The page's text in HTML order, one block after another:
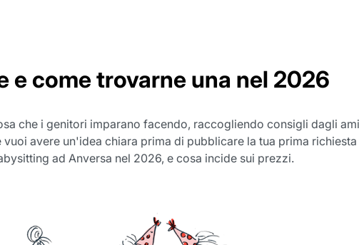
e come trovarne una nel 2026
che i genitori imparano facendo, raccogliendo consigli dagli
avere un'idea chiara prima di pubblicare la tua prima
ad Anversa nel 2026, e cosa incide sui prezzi.